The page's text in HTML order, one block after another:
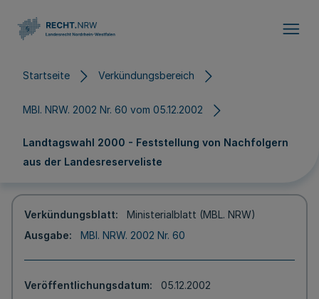
Startseite Verkündungsbereich
MBl. NRW. 2002 Nr. 60 vom 05.12.2002
Landtagswahl 2000 - Feststellung von Nachfolgern
aus der Landesreserveliste
Verkündungsblatt
Ministerialblatt (MBL. NRW)
Ausgabe
MBl. NRW. 2002 Nr. 60
Veröffentlichungsdatum
05.12.2002